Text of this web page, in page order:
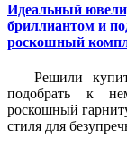
Идеальный
бриллиантом и
роскошный
Решили
подобрать к
роскошный
стиля для